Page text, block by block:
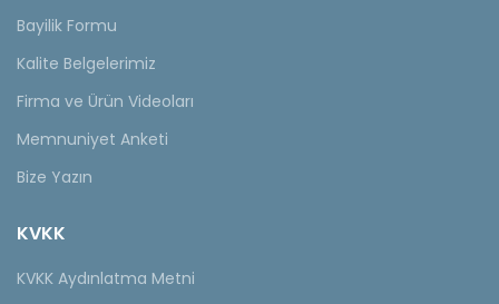
Bayilik Formu
Kalite Belgelerimiz
Firma ve Ürün Videoları
Memnuniyet Anketi
Bize Yazın
KVKK
KVKK Aydınlatma Metni